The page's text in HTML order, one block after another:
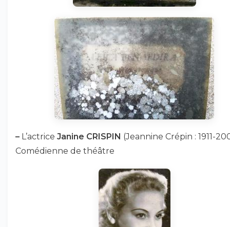
– L’actrice Janine CRISPIN (Jeannine Crépin : 1911-
Comédienne de théâtre